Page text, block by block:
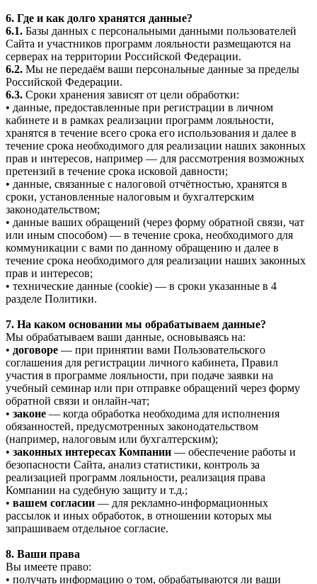
6. Где и как долго хранятся данные?
6.1. Базы данных с персональными данными пользователей
Сайта и участников программ лояльности размещаются на
серверах на территории Российской Федерации.
6.2. Мы не передаём ваши персональные данные за пределы
Российской Федерации.
6.3. Сроки хранения зависят от цели обработки:
• данные, предоставленные при регистрации в личном
кабинете и в рамках реализации программ лояльности,
хранятся в течение всего срока его использования и далее в
течение срока необходимого для реализации наших законных
прав и интересов, например — для рассмотрения возможных
претензий в течение срока исковой давности;
• данные, связанные с налоговой отчётностью, хранятся в
сроки, установленные налоговым и бухгалтерским
законодательством;
• данные ваших обращений (через форму обратной связи, чат
или иным способом) — в течение срока, необходимого для
коммуникации с вами по данному обращению и далее в
течение срока необходимого для реализации наших законных
прав и интересов;
• технические данные (cookie) — в сроки указанные в 4
разделе Политики.
7. На каком основании мы обрабатываем данные?
Мы обрабатываем ваши данные, основываясь на:
• договоре — при принятии вами Пользовательского
соглашения для регистрации личного кабинета, Правил
участия в программе лояльности, при подаче заявки на
учебный семинар или при отправке обращений через форму
обратной связи и онлайн-чат;
• законе — когда обработка необходима для исполнения
обязанностей, предусмотренных законодательством
(например, налоговым или бухгалтерским);
• законных интересах Компании — обеспечение работы и
безопасности Сайта, анализ статистики, контроль за
реализацией программ лояльности, реализация права
Компании на судебную защиту и т.д.;
• вашем согласии — для рекламно-информационных
рассылок и иных обработок, в отношении которых мы
запрашиваем отдельное согласие.
8. Ваши права
Вы имеете право:
• получать информацию о том, обрабатываются ли ваши